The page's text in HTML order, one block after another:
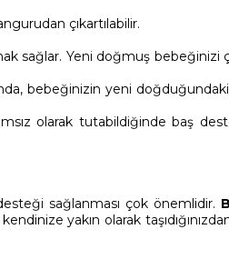
çıkartılabilir.
Yeni doğmuş bebeğinizi
bebeğinizin yeni
olarak tutabildiğinde baş
sağlanması çok önemlidir.
yakın olarak